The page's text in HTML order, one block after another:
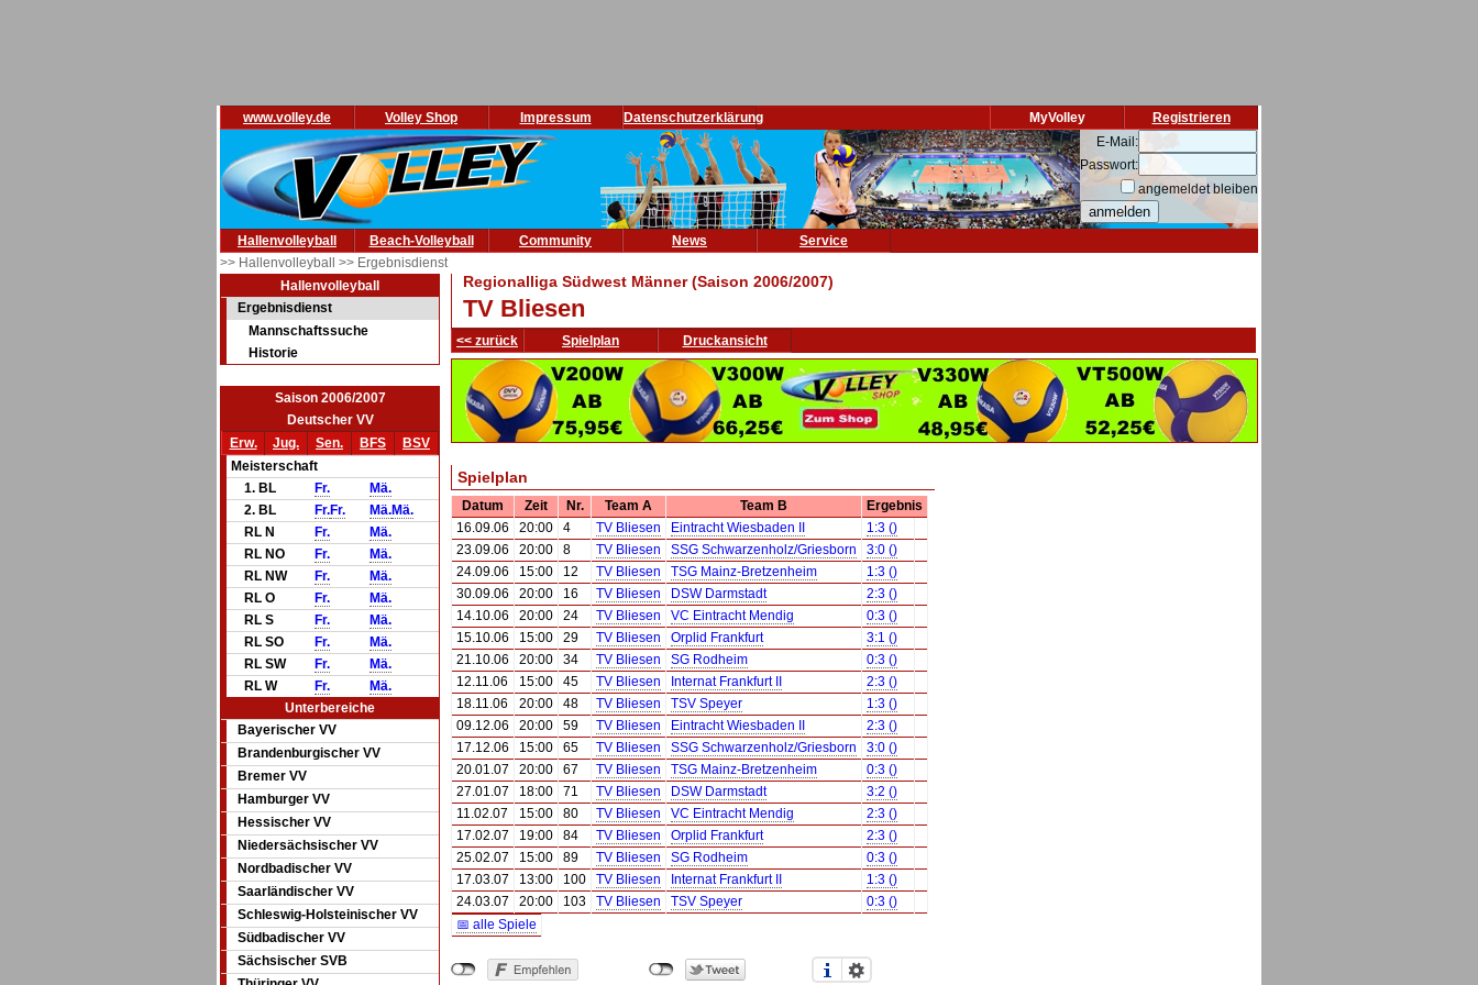
www.volley.de Volley Shop Impressum Datenschutzerklärung Registrieren
MyVolley
E-Mail:
Passwort:
angemeldet bleiben
Hallenvolleyball Beach-Volleyball Community News
Service
>> Hallenvolleyball >> Ergebnisdienst
Hallenvolleyball
Ergebnisdienst
Mannschaftssuche
Historie
Saison 2006/2007
Deutscher VV
Erw.
Jug. Sen. BFS
BSV
Meisterschaft
1. BL
Fr.
Mä.
2. BL
Fr.Fr. Mä.Mä.
RL N
Fr.
Mä.
RL NO
Fr.
Mä.
RL NW
Fr.
Mä.
RL O
Fr.
Mä.
RL S
Fr.
Mä.
RL SO
Fr.
Mä.
RL SW
Fr.
Mä.
RL W
Fr.
Mä.
Unterbereiche
Bayerischer VV
Brandenburgischer VV
Bremer VV
Hamburger VV
Hessischer VV
Niedersächsischer VV
Nordbadischer VV
Saarländischer VV
Schleswig-Holsteinischer VV
Südbadischer VV
Sächsischer SVB
Regionalliga Südwest Männer (Saison 2006/2007)
TV Bliesen
<< zurück Spielplan Druckansicht
Spielplan
Datum Zeit Nr. Team A Team B
Ergebnis
16.09.06
20:00 4 TV Bliesen Eintracht Wiesbaden II
1:3 ()
23.09.06
20:00 8 TV Bliesen SSG Schwarzenholz/Griesborn
3:0 ()
24.09.06
15:00 12 TV Bliesen TSG Mainz-Bretzenheim
1:3 ()
30.09.06
20:00 16 TV Bliesen DSW Darmstadt
2:3 ()
14.10.06
20:00 24 TV Bliesen VC Eintracht Mendig
0:3 ()
15.10.06
15:00 29 TV Bliesen Orplid Frankfurt
3:1 ()
21.10.06
20:00 34 TV Bliesen SG Rodheim
0:3 ()
12.11.06
15:00 45 TV Bliesen Internat Frankfurt II
2:3 ()
18.11.06
20:00 48 TV Bliesen TSV Speyer
1:3 ()
09.12.06
20:00 59 TV Bliesen Eintracht Wiesbaden II
2:3 ()
17.12.06
15:00 65 TV Bliesen SSG Schwarzenholz/Griesborn
3:0 ()
20.01.07
20:00 67 TV Bliesen TSG Mainz-Bretzenheim
0:3 ()
27.01.07
18:00 71 TV Bliesen DSW Darmstadt
3:2 ()
11.02.07
15:00 80 TV Bliesen VC Eintracht Mendig
2:3 ()
17.02.07
19:00 84 TV Bliesen Orplid Frankfurt
2:3 ()
25.02.07
15:00 89 TV Bliesen SG Rodheim
0:3 ()
17.03.07
13:00 100 TV Bliesen Internat Frankfurt II
1:3 ()
24.03.07
20:00 103 TV Bliesen TSV Speyer
0:3 ()
📅 alle Spiele